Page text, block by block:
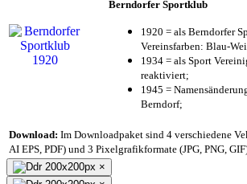
Berndorfer Sportklub
1920 = als Berndorfer
Vereinsfarben: Blau-
1934 = als Sport
reaktiviert;
1945 =
Berndorf;
Download: Im Downloadpaket sind 4 verschiedene
AI EPS, PDF) und 3 Pixelgrafikformate (JPG, PNG,
×